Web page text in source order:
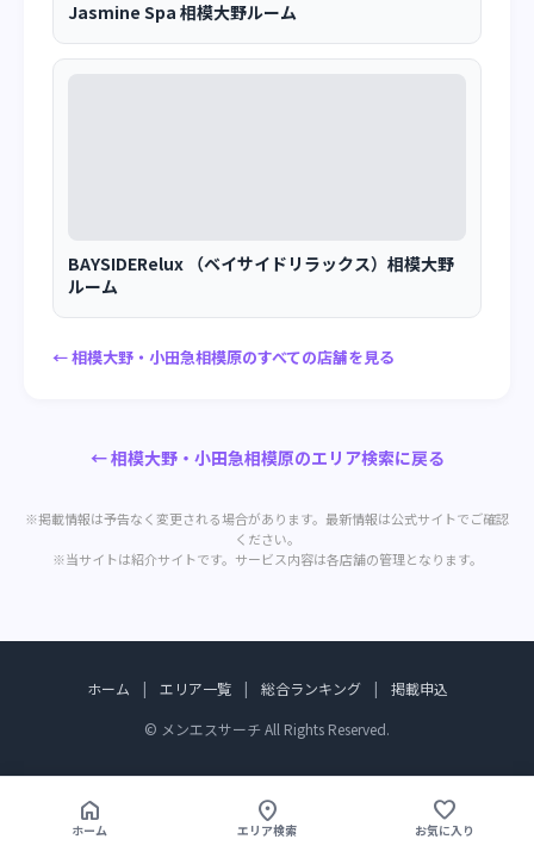
Jasmine Spa 相模大野ルーム
BAYSIDERelux （ベイサイドリラックス）相模大野
ルーム
← 相模大野・小田急相模原のすべての店舗を見る
← 相模大野・小田急相模原のエリア検索に戻る
※掲載情報は予告なく変更される場合があります。最新情報は公式サイトでご確認
ください。
※当サイトは紹介サイトです。サービス内容は各店舗の管理となります。
ホーム | エリア一覧 | 総合ランキング |
掲載申込
© メンエスサーチ All Rights Reserved.
home
ホーム
location_on
エリア検索
favorite
お気に入り